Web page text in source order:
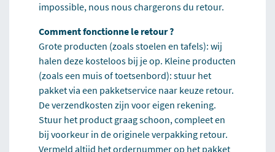
impossible, nous nous chargerons du retour.
Comment fonctionne le retour ?
Grote producten (zoals stoelen en tafels): wij
halen deze kosteloos bij je op. Kleine producten
(zoals een muis of toetsenbord): stuur het
pakket via een pakketservice naar keuze retour.
De verzendkosten zijn voor eigen rekening.
Stuur het product graag schoon, compleet en
bij voorkeur in de originele verpakking retour.
Vermeld altijd het ordernummer op het pakket